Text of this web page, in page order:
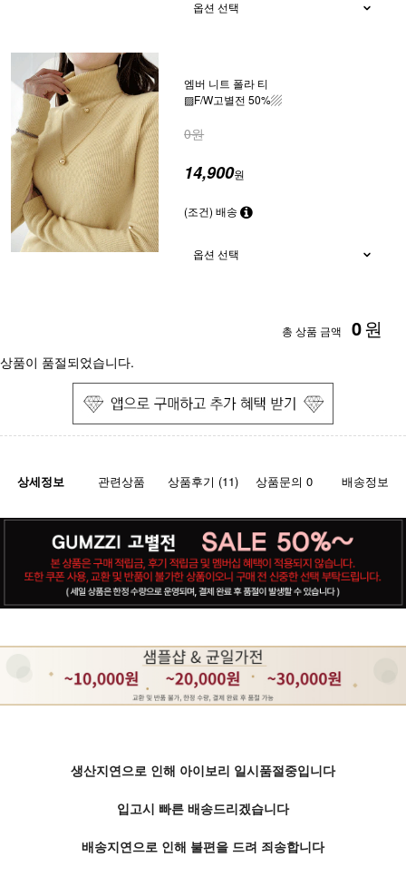
엠버 니트 폴라 티
▨F/W고별전 50%▨
0원
14,900원
(조건) 배송
총 상품 금액 0원
상품이 품절되었습니다.
상세정보 관련상품 상품후기 (11) 상품문의 0 배송정보
생산지연으로 인해 아이보리 일시품절중입니다
입고시 빠른 배송드리겠습니다
배송지연으로 인해 불편을 드려 죄송합니다